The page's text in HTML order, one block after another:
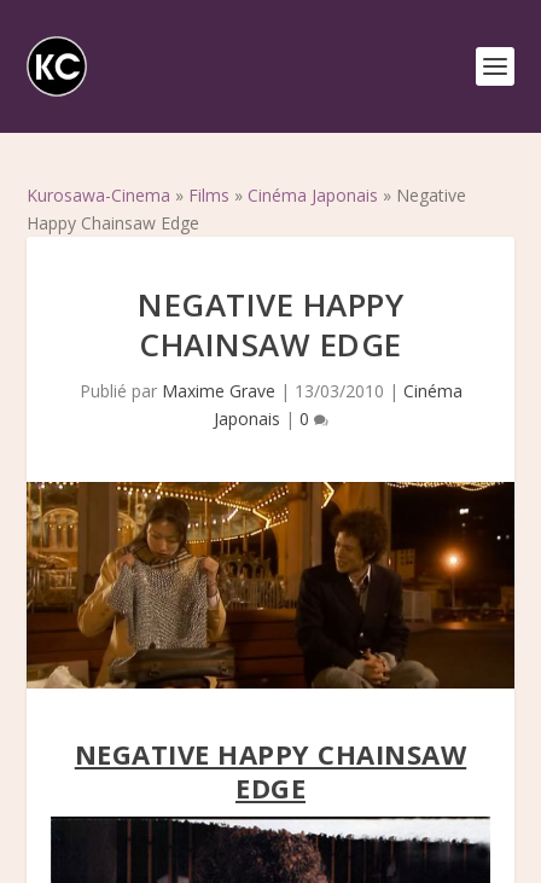
Kurosawa-Cinema » Films » Cinéma Japonais » Negative
Happy Chainsaw Edge
NEGATIVE HAPPY
CHAINSAW EDGE
Publié par Maxime Grave | 13/03/2010 | Cinéma
Japonais | 0
NEGATIVE HAPPY CHAINSAW
EDGE